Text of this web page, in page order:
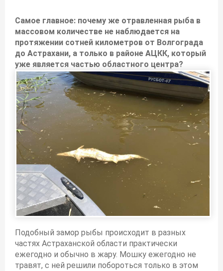
Самое главное: почему же отравленная рыба в
массовом количестве не наблюдается на
протяжении сотней километров от Волгограда
до Астрахани, а только в районе АЦКК, который
уже является частью областного центра?
Подобный замор рыбы происходит в разных
частях Астраханской области практически
ежегодно и обычно в жару. Мошку ежегодно не
травят, с ней решили побороться только в этом